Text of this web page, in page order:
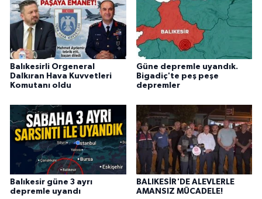
Balıkesirli Orgeneral
Dalkıran Hava Kuvvetleri
Komutanı oldu
Güne depremle uyandık.
Bigadiç'te peş peşe
depremler
Balıkesir güne 3 ayrı
depremle uyandı
BALIKESİR'DE ALEVLERLE
AMANSIZ MÜCADELE!